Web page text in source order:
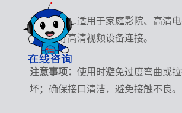
应用领域：适用于家庭影院、高清电
游戏机等高清视频设备连接。
注意事项： 使用时避免过度弯曲或
坏；确保接口清洁，避免接触不良。